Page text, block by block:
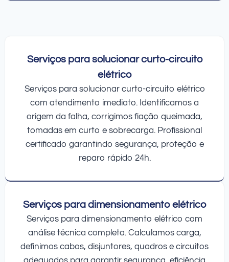
Serviços para solucionar curto-circuito
elétrico
Serviços para solucionar curto-circuito elétrico
com atendimento imediato. Identificamos a
origem da falha, corrigimos fiação queimada,
tomadas em curto e sobrecarga. Profissional
certificado garantindo segurança, proteção e
reparo rápido 24h.
Serviços para dimensionamento elétrico
Serviços para dimensionamento elétrico com
análise técnica completa. Calculamos carga,
definimos cabos, disjuntores, quadros e circuitos